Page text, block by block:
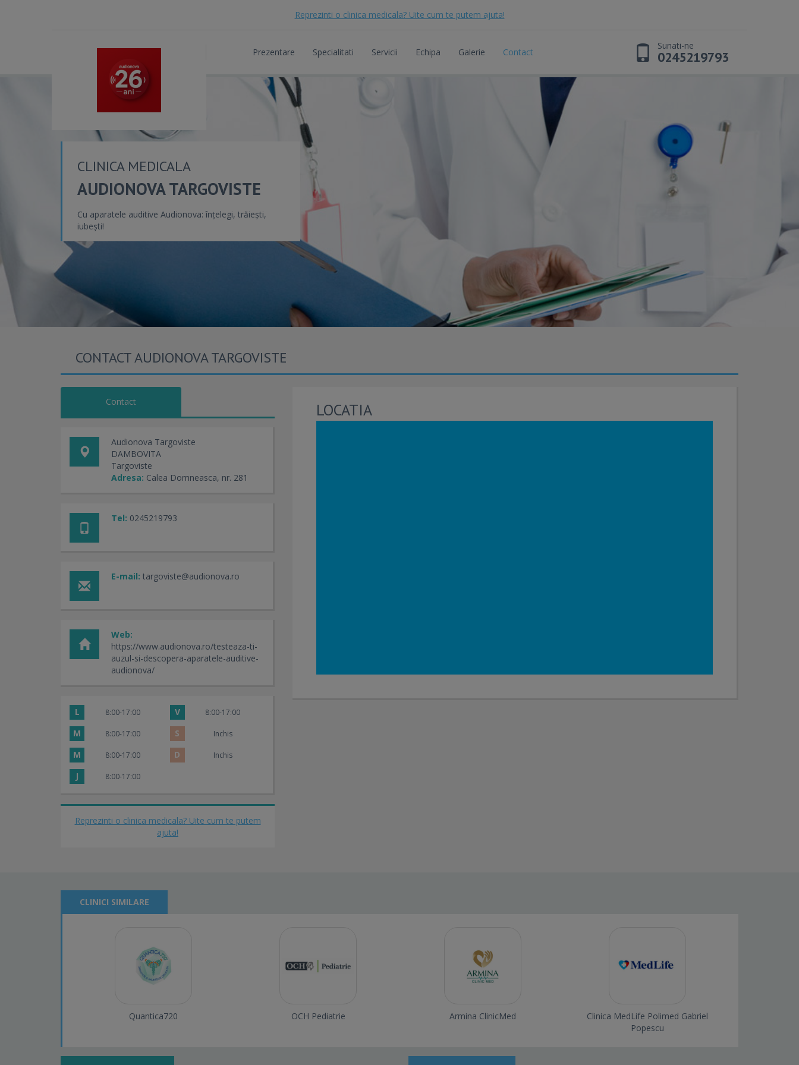
Reprezinti o clinica medicala? Uite cum te putem ajuta!
Prezentare Specialitati Servicii Echipa Galerie Contact
Sunati-ne
0245219793
CLINICA MEDICALA
AUDIONOVA TARGOVISTE
Cu aparatele auditive Audionova: înțelegi, trăiești,
iubești!
CONTACT AUDIONOVA TARGOVISTE
Contact
Audionova Targoviste
DAMBOVITA
Targoviste
Adresa: Calea Domneasca, nr. 281
Tel: 0245219793
E-mail: targoviste@audionova.ro
Web:
https://www.audionova.ro/testeaza-ti-
auzul-si-descopera-aparatele-auditive-
audionova/
L 8:00-17:00 V 8:00-17:00
M 8:00-17:00 S Inchis
M 8:00-17:00 D Inchis
J 8:00-17:00
Reprezinti o clinica medicala? Uite cum te putem
ajuta!
LOCATIA
CLINICI SIMILARE
Quantica720 OCH Pediatrie Armina ClinicMed
Clinica MedLife Polimed Gabriel
Popescu